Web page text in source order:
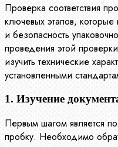
Проверка соответствия
ключевых этапов, которые
и безопасность
проведения этой
изучить технические
установленными
1. Изучение
Первым шагом является
пробку. Необходимо